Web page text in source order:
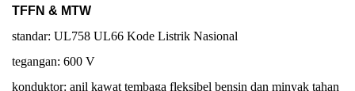
TFFN & MTW
standar: UL758 UL66 Kode Listrik Nasional
tegangan: 600 V
konduktor: anil kawat tembaga fleksibel bensin dan minyak tahan